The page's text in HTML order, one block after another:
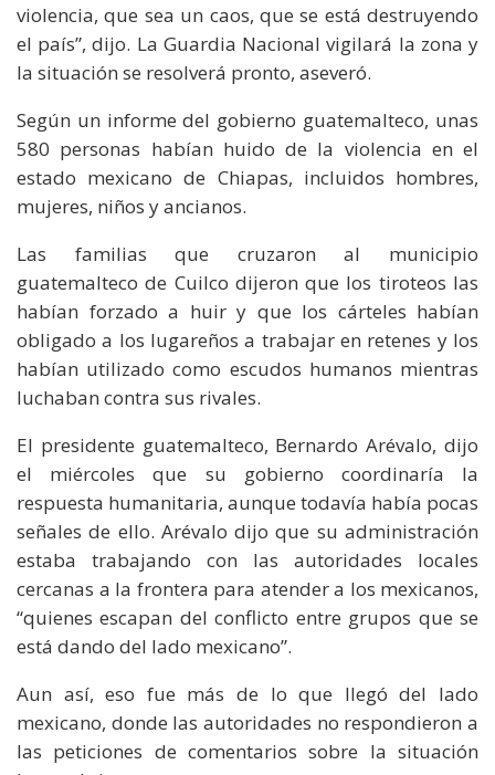
violencia, que sea un caos, que se está destruyendo
el país”, dijo. La Guardia Nacional vigilará la zona y
la situación se resolverá pronto, aseveró.
Según un informe del gobierno guatemalteco, unas
580 personas habían huido de la violencia en el
estado mexicano de Chiapas, incluidos hombres,
mujeres, niños y ancianos.
Las familias que cruzaron al municipio
guatemalteco de Cuilco dijeron que los tiroteos las
habían forzado a huir y que los cárteles habían
obligado a los lugareños a trabajar en retenes y los
habían utilizado como escudos humanos mientras
luchaban contra sus rivales.
El presidente guatemalteco, Bernardo Arévalo, dijo
el miércoles que su gobierno coordinaría la
respuesta humanitaria, aunque todavía había pocas
señales de ello. Arévalo dijo que su administración
estaba trabajando con las autoridades locales
cercanas a la frontera para atender a los mexicanos,
“quienes escapan del conflicto entre grupos que se
está dando del lado mexicano”.
Aun así, eso fue más de lo que llegó del lado
mexicano, donde las autoridades no respondieron a
las peticiones de comentarios sobre la situación